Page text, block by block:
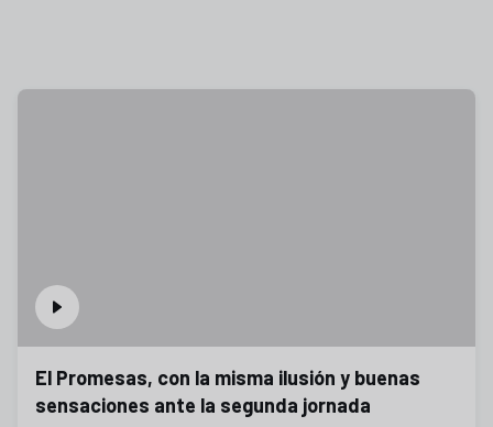
El Promesas, con la misma ilusión y buenas
sensaciones ante la segunda jornada